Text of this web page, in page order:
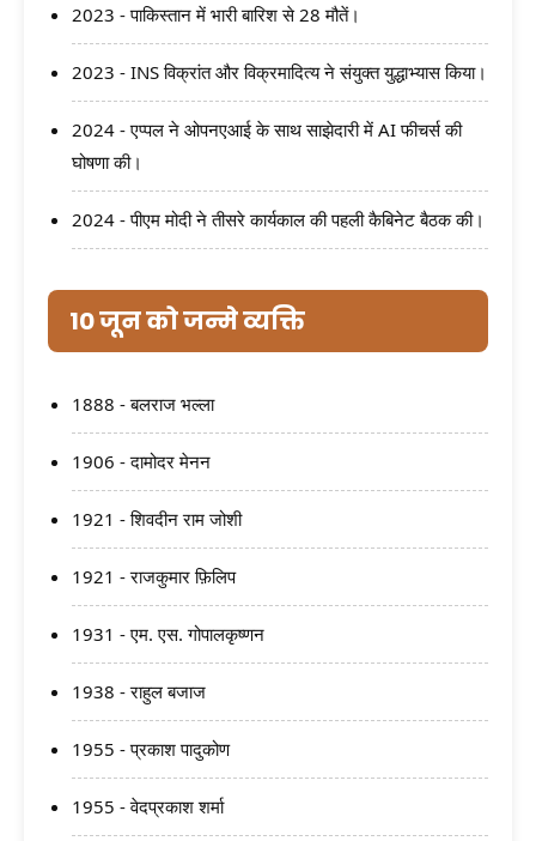
2023 - पाकिस्तान में भारी बारिश से 28 मौतें।
2023 - INS विक्रांत और विक्रमादित्य ने संयुक्त युद्धाभ्यास किया।
2024 - एप्पल ने ओपनएआई के साथ साझेदारी में AI फीचर्स की
घोषणा की।
2024 - पीएम मोदी ने तीसरे कार्यकाल की पहली कैबिनेट बैठक की।
10 जून को जन्मे व्यक्ति
1888 - बलराज भल्ला
1906 - दामोदर मेनन
1921 - शिवदीन राम जोशी
1921 - राजकुमार फ़िलिप
1931 - एम. एस. गोपालकृष्णन
1938 - राहुल बजाज
1955 - प्रकाश पादुकोण
1955 - वेदप्रकाश शर्मा